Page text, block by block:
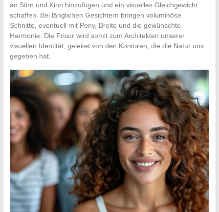
an Stirn und Kinn hinzufügen und ein visuelles Gleichgewicht
schaffen. Bei länglichen Gesichtern bringen voluminöse
Schnitte, eventuell mit Pony, Breite und die gewünschte
Harmonie. Die Frisur wird somit zum Architekten unserer
visuellen Identität, geleitet von den Konturen, die die Natur uns
gegeben hat.